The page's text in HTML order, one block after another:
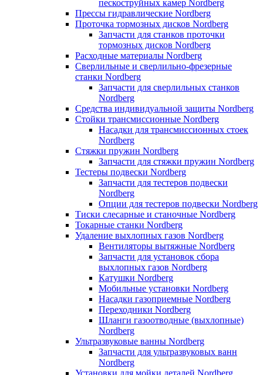
пескоструйных камер Nordberg
Прессы гидравлические Nordberg
Проточка тормозных дисков Nordberg
Запчасти для станков проточки
тормозных дисков Nordberg
Расходные материалы Nordberg
Сверлильные и сверлильно-фрезерные
станки Nordberg
Запчасти для сверлильных станков
Nordberg
Средства индивидуальной защиты Nordberg
Стойки трансмиссионные Nordberg
Насадки для трансмиссионных стоек
Nordberg
Стяжки пружин Nordberg
Запчасти для стяжки пружин Nordberg
Тестеры подвески Nordberg
Запчасти для тестеров подвески
Nordberg
Опции для тестеров подвески Nordberg
Тиски слесарные и станочные Nordberg
Токарные станки Nordberg
Удаление выхлопных газов Nordberg
Вентиляторы вытяжные Nordberg
Запчасти для установок сбора
выхлопных газов Nordberg
Катушки Nordberg
Мобильные установки Nordberg
Насадки газоприемные Nordberg
Переходники Nordberg
Шланги газоотводные (выхлопные)
Nordberg
Ультразвуковые ванны Nordberg
Запчасти для ультразвуковых ванн
Nordberg
Установки для мойки деталей Nordberg